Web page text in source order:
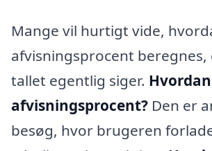
Mange vil hurtigt vide,
afvisningsprocent beregnes,
tallet egentlig siger.
afvisningsprocent? Den er
besøg, hvor brugeren